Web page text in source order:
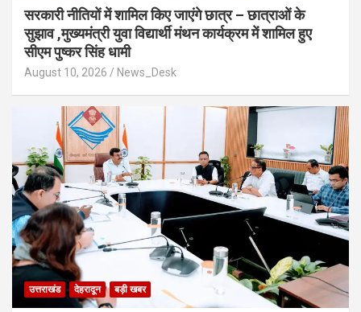
सरकारी नीतियों में शामिल किए जाएंगे छात्र – छात्राओं के
सुझाव ,मुख्यमंत्री युवा विद्यार्थी मंथन कार्यक्रम में शामिल हुए
सीएम पुष्कर सिंह धामी
August 10, 2026 News_Desk
उत्तराखंड देहरादून बड़ी खबर